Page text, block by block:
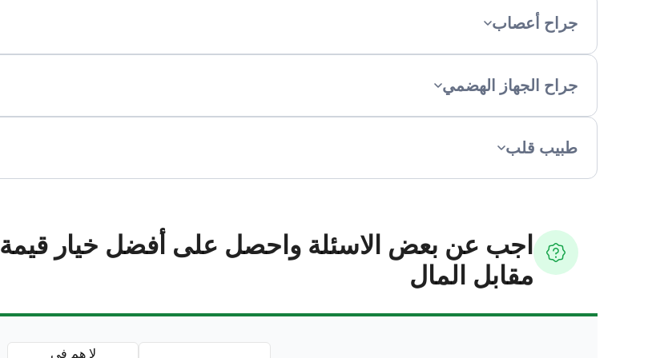
جراح أعصاب
جراح الجهاز الهضمي
طبيب قلب
اجب عن بعض الاسئلة واحصل على أفضل خيار قيمة
مقابل المال
لا هم في